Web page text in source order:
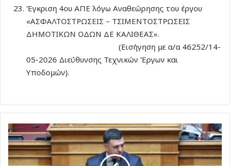
Έγκριση 4ου ΑΠΕ λόγω Αναθεώρησης του έργου
«ΑΣΦΑΛΤΟΣΤΡΩΣΕΙΣ – ΤΣΙΜΕΝΤΟΣΤΡΩΣΕΙΣ
ΔΗΜΟΤΙΚΩΝ ΟΔΩΝ ΔΕ ΚΑΛΙΘΕΑΣ».
(Εισήγηση με α/α 46252/14-
05-2026 Διεύθυνσης Τεχνικών Έργων και
Υποδομών).
Β.
Κικίλιας
για
παράνομη